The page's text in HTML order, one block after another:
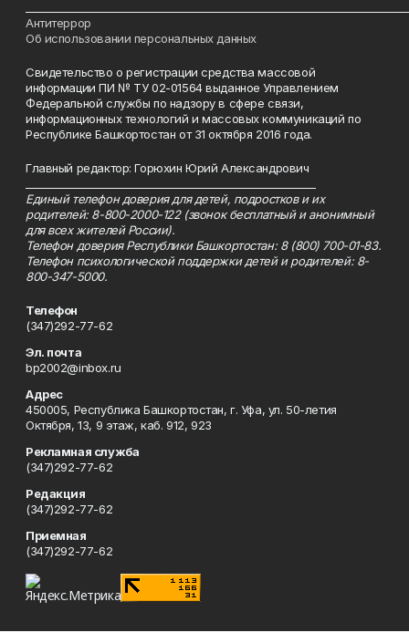
Антитеррор
Об использовании персональных данных
Свидетельство о регистрации средства массовой
информации ПИ № ТУ 02-01564 выданное Управлением
Федеральной службы по надзору в сфере связи,
информационных технологий и массовых коммуникаций по
Республике Башкортостан от 31 октября 2016 года.
Главный редактор: Горюхин Юрий Александрович
Единый телефон доверия для детей, подростков и их
родителей: 8-800-2000-122 (звонок бесплатный и анонимный
для всех жителей России).
Телефон доверия Республики Башкортостан: 8 (800) 700-01-83.
Телефон психологической поддержки детей и родителей: 8-
800-347-5000.
Телефон
(347)292-77-62
Эл. почта
bp2002@inbox.ru
Адрес
450005, Республика Башкортостан, г. Уфа, ул. 50-летия
Октября, 13, 9 этаж, каб. 912, 923
Рекламная служба
(347)292-77-62
Редакция
(347)292-77-62
Приемная
(347)292-77-62